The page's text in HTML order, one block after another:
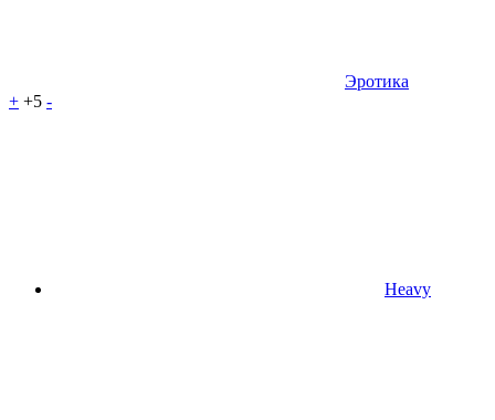
Эротика
+ +5 -
Heavy